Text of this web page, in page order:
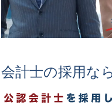
会計士の採用な